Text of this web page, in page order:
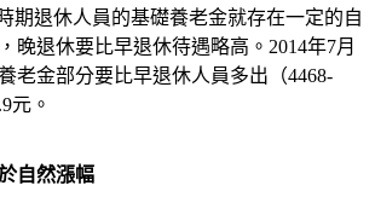
期退休人員的基礎養老金就存在一定的自
晚退休要比早退休待遇略高。2014年7月
老金部分要比早退休人員多出（4468-
元。
自然漲幅